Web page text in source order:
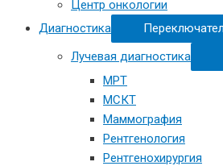
Центр онкологии
Диагностика
Лучевая диагностика
МРТ
МСКТ
Маммография
Рентгенология
Рентгенохирургия